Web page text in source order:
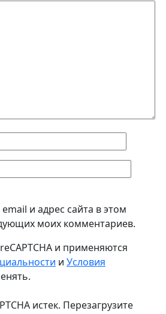
и адрес сайта в этом
моих комментариев.
и применяются
и Условия
истек. Перезагрузите